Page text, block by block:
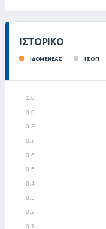
ΙΣΤΟΡΙΚΌ
ΙΔΟΜΕΝΕΑΣ ΙΣΟΠ